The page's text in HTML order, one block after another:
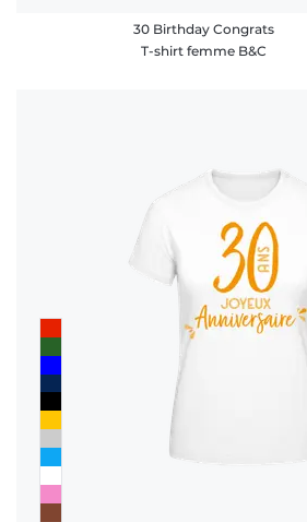
30 Birthday Congrats
T-shirt femme B&C